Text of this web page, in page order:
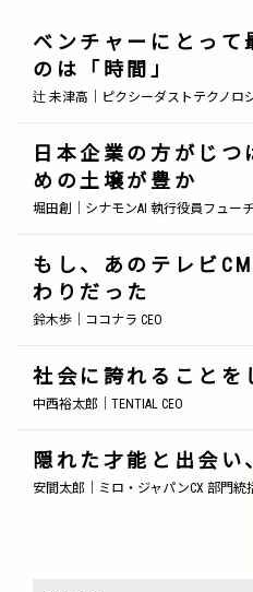
ベンチャーにとって
のは「時間」
辻 未津高｜ピクシーダストテクノロ
日本企業の方がじつ
めの土壌が豊か
堀田創｜シナモンAI 執行役員フュー
もし、あのテレビ
わりだった
鈴木歩｜ココナラ CEO
社会に誇れることを
中西裕太郎｜TENTIAL CEO
隠れた才能と出会い
安間太郎｜ミロ・ジャパンCX 部門統